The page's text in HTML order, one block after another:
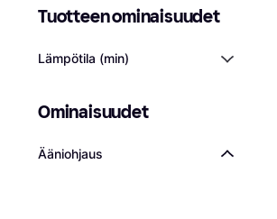
Tuotteen ominaisuudet
Lämpötila (min)
Ominaisuudet
Ääniohjaus